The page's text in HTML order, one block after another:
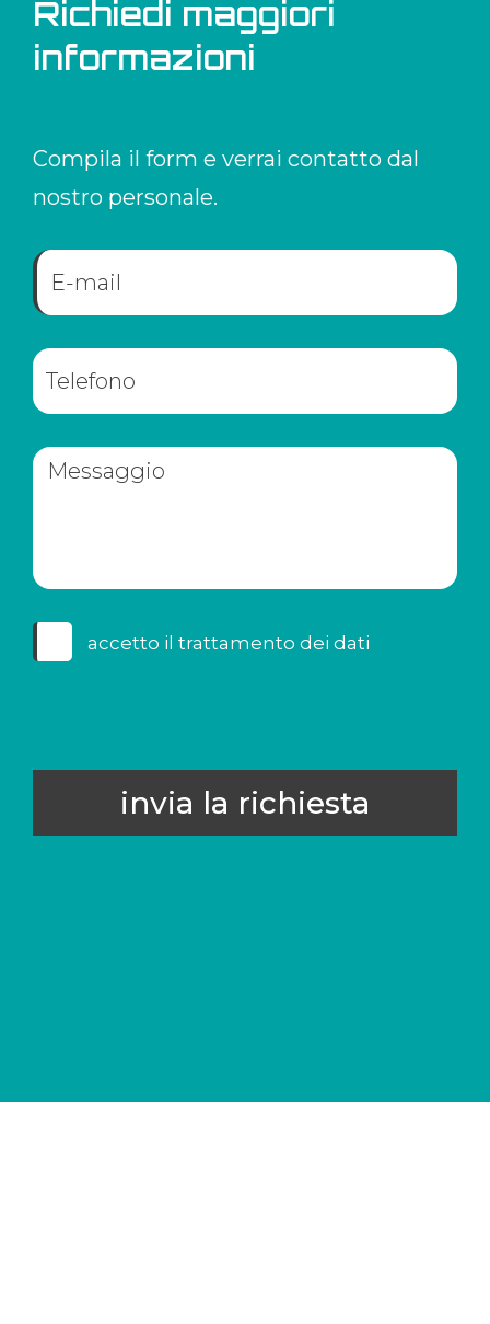
Richiedi maggiori
informazioni
Compila il form e verrai contatto dal
nostro personale.
accetto il trattamento dei dati
invia la richiesta